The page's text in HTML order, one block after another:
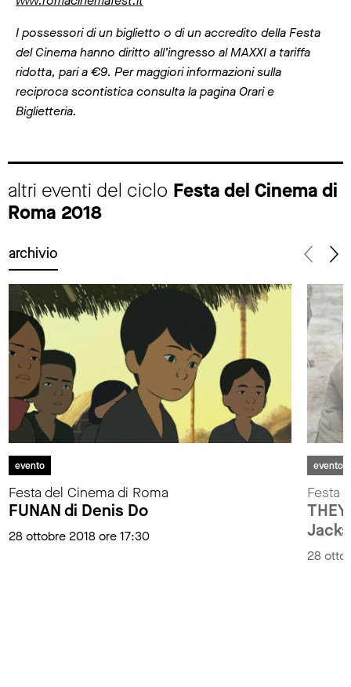
I possessori di un biglietto o di un accredito della Festa
del Cinema hanno diritto all’ingresso al MAXXI a tariffa
ridotta, pari a €9. Per maggiori informazioni sulla
reciproca scontistica consulta la pagina Orari e
Biglietteria.
altri eventi del ciclo Festa del Cinema di
Roma 2018
archivio
evento
Festa del Cinema di Roma
FUNAN di Denis Do
28 ottobre 2018 ore 17:30
evento
Festa
28